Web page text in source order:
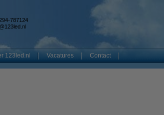
787124
123led.nl Vacatures Contact